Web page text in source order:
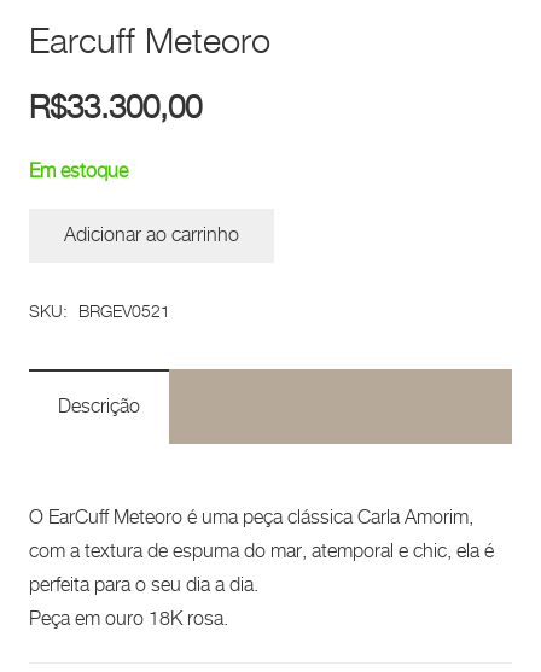
Earcuff Meteoro
R$33.300,00
Em estoque
quantidade
Adicionar ao carrinho
SKU: BRGEV0521
Descrição
O EarCuff Meteoro é uma peça clássica Carla Amorim,
com a textura de espuma do mar, atemporal e chic, ela é
perfeita para o seu dia a dia.
Peça em ouro 18K rosa.